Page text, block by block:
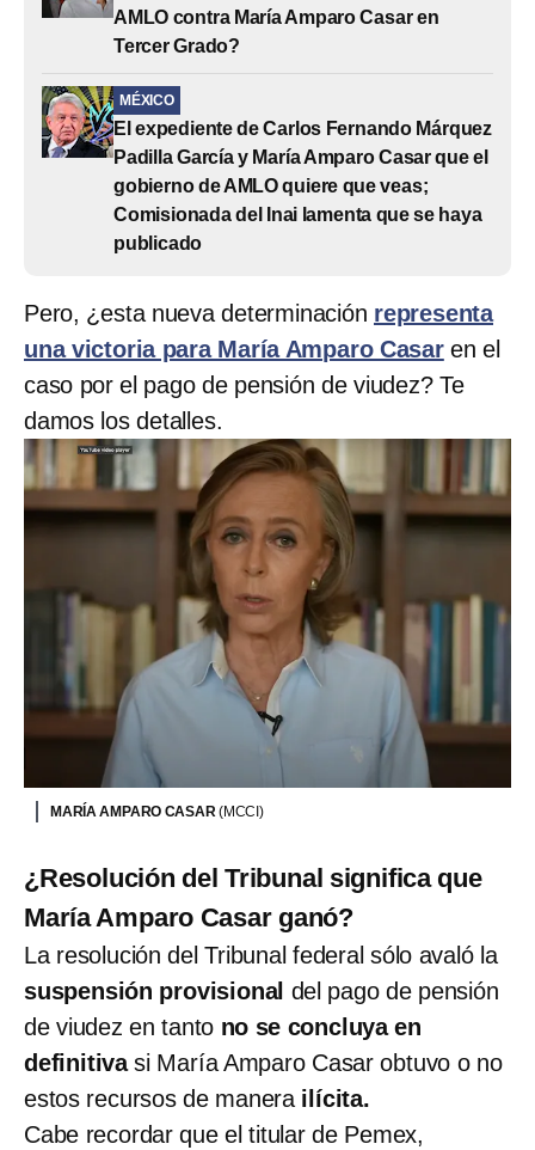
AMLO contra María Amparo Casar en
Tercer Grado?
MÉXICO
El expediente de Carlos Fernando Márquez
Padilla García y María Amparo Casar que el
gobierno de AMLO quiere que veas;
Comisionada del Inai lamenta que se haya
publicado
Pero, ¿esta nueva determinación representa
una victoria para María Amparo Casaren el
caso por el pago de pensión de viudez? Te
damos los detalles.
MARÍA AMPARO CASAR (MCCI)
¿Resolución del Tribunal significa que
María Amparo Casar ganó?
La resolución del Tribunal federal sólo avaló la
suspensión provisional del pago de pensión
de viudez en tanto no se concluya en
definitivasi María Amparo Casar obtuvo o no
estos recursos de manera ilícita.
Cabe recordar que el titular de Pemex,